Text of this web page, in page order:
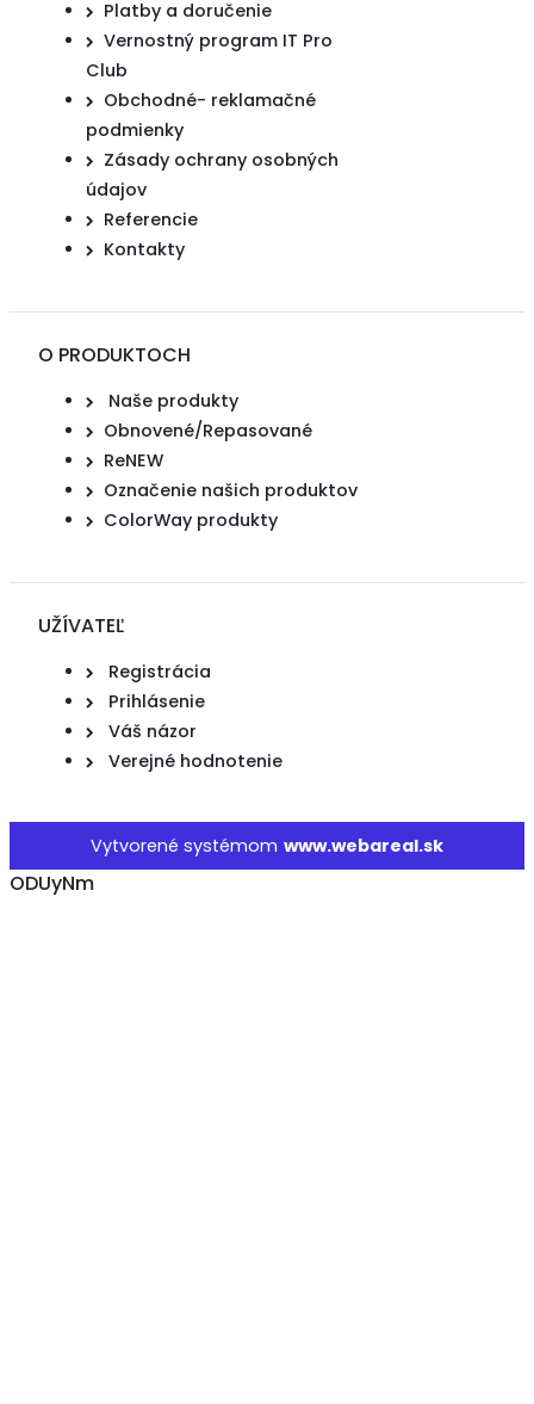
Platby a doručenie
Vernostný program IT Pro
Club
Obchodné- reklamačné
podmienky
Zásady ochrany osobných
údajov
Referencie
Kontakty
O PRODUKTOCH
Naše produkty
Obnovené/Repasované
ReNEW
Označenie našich produktov
ColorWay produkty
UŽÍVATEĽ
Registrácia
Prihlásenie
Váš názor
Verejné hodnotenie
Vytvorené systémom www.webareal.sk
ODUyNm